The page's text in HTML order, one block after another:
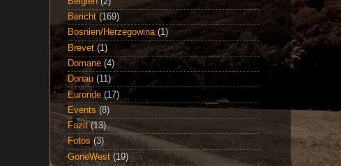
Bericht (169)
Bosnien/Herzegowina (1)
Brevet (1)
Domane (4)
Donau (11)
Euroride (17)
Events (8)
Fazit (13)
Fotos (3)
GoneWest (19)